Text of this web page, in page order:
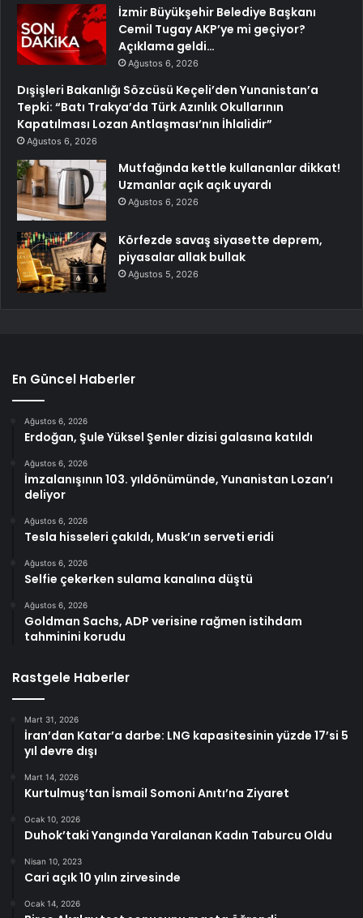
İzmir Büyükşehir Belediye Başkanı
Cemil Tugay AKP’ye mi geçiyor?
Açıklama geldi…
Ağustos 6, 2026
Dışişleri Bakanlığı Sözcüsü Keçeli’den Yunanistan’a
Tepki: “Batı Trakya’da Türk Azınlık Okullarının
Kapatılması Lozan Antlaşması’nın İhlalidir”
Ağustos 6, 2026
Mutfağında kettle kullananlar dikkat!
Uzmanlar açık açık uyardı
Ağustos 6, 2026
Körfezde savaş siyasette deprem,
piyasalar allak bullak
Ağustos 5, 2026
En Güncel Haberler
Ağustos 6, 2026
Erdoğan, Şule Yüksel Şenler dizisi galasına katıldı
Ağustos 6, 2026
İmzalanışının 103. yıldönümünde, Yunanistan Lozan’ı
deliyor
Ağustos 6, 2026
Tesla hisseleri çakıldı, Musk’ın serveti eridi
Ağustos 6, 2026
Selfie çekerken sulama kanalına düştü
Ağustos 6, 2026
Goldman Sachs, ADP verisine rağmen istihdam
tahminini korudu
Rastgele Haberler
Mart 31, 2026
İran’dan Katar’a darbe: LNG kapasitesinin yüzde 17’si 5
yıl devre dışı
Mart 14, 2026
Kurtulmuş’tan İsmail Somoni Anıtı’na Ziyaret
Ocak 10, 2026
Duhok’taki Yangında Yaralanan Kadın Taburcu Oldu
Nisan 10, 2023
Cari açık 10 yılın zirvesinde
Ocak 14, 2026